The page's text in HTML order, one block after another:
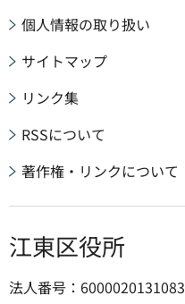
個人情報の取り扱い
サイトマップ
リンク集
RSSについて
著作権・リンクについて
江東区役所
法人番号：6000020131083